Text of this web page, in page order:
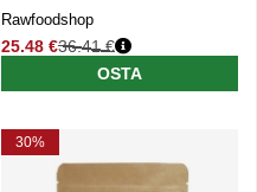
Rawfoodshop
25.48 €
Normaali hinta
36.41 €
OSTA
30%